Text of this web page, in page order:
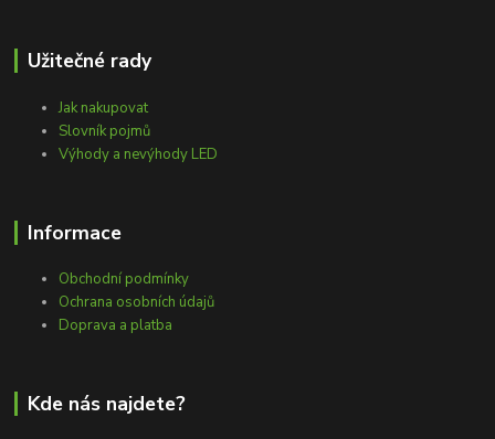
Užitečné rady
Jak nakupovat
Slovník pojmů
Výhody a nevýhody LED
Informace
Obchodní podmínky
Ochrana osobních údajů
Doprava a platba
Kde nás najdete?